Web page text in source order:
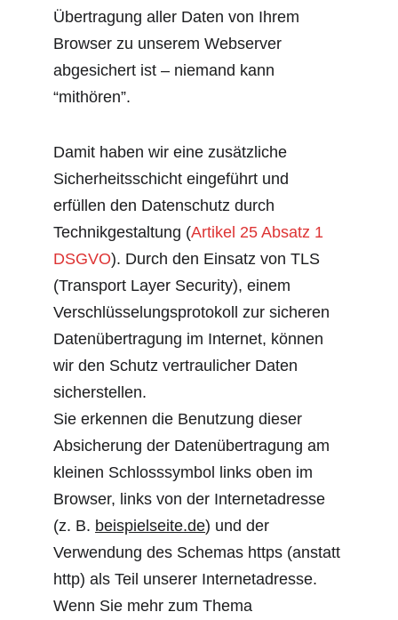
Übertragung aller Daten von Ihrem
Browser zu unserem Webserver
abgesichert ist – niemand kann
“mithören”.
Damit haben wir eine zusätzliche
Sicherheitsschicht eingeführt und
erfüllen den Datenschutz durch
Technikgestaltung (Artikel 25 Absatz 1
DSGVO). Durch den Einsatz von TLS
(Transport Layer Security), einem
Verschlüsselungsprotokoll zur sicheren
Datenübertragung im Internet, können
wir den Schutz vertraulicher Daten
sicherstellen.
Sie erkennen die Benutzung dieser
Absicherung der Datenübertragung am
kleinen Schlosssymbol links oben im
Browser, links von der Internetadresse
(z. B. beispielseite.de) und der
Verwendung des Schemas https (anstatt
http) als Teil unserer Internetadresse.
Wenn Sie mehr zum Thema